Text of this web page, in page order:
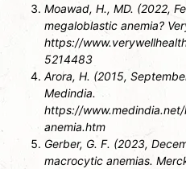
Moawad, H., MD. (2022,
megaloblastic anemia?
https://
5214483
Arora, H. (2015,
Medindia.
https://
anemia.htm
Gerber, G. F. (2023,
macrocytic anemias.